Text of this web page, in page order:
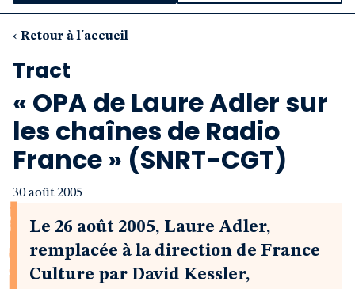
Nos propositions
Boutique
‹ Retour à l'accueil
Tract
« OPA de Laure Adler sur
les chaînes de Radio
France » (SNRT-CGT)
30 août 2005
Le 26 août 2005, Laure Adler,
remplacée à la direction de France
Culture par David Kessler,